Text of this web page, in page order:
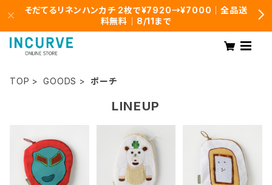
そだてるリネンハンカチ 2枚で¥7920→¥7000｜全品送
料無料｜8/11まで
TOP GOODS ポーチ
LINEUP